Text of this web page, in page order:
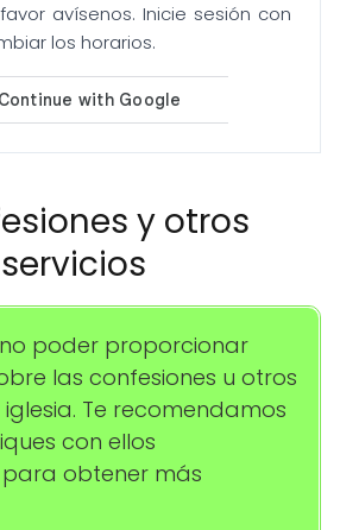
avísenos. Inicie sesión con
los horarios.
y otros
servicios
poder proporcionar
las confesiones u otros
Te recomendamos
con ellos
obtener más